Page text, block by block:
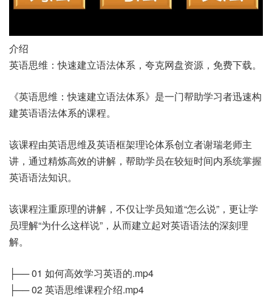
介绍
英语思维：快速建立语法体系，夸克网盘资源，免费下载。
《英语思维：快速建立语法体系》是一门帮助学习者迅速构
建英语语法体系的课程。
该课程由英语思维及英语框架理论体系创立者谢瑞老师主
讲，通过精炼高效的讲解，帮助学员在较短时间内系统掌握
英语语法知识。
该课程注重原理的讲解，不仅让学员知道“怎么说”，更让学
员理解“为什么这样说”，从而建立起对英语语法的深刻理
解。
├── 01 如何高效学习英语的.mp4
├── 02 英语思维课程介绍.mp4